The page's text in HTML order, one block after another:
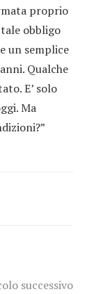
proprio
obbligo
un semplice
Qualche
E’ solo
Ma
successivo